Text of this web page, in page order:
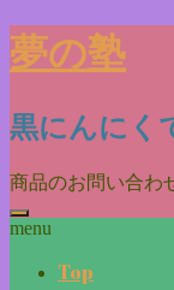
Skip
to
content
夢の塾
黒にんにく
商品のお問い合わ
menu
Top